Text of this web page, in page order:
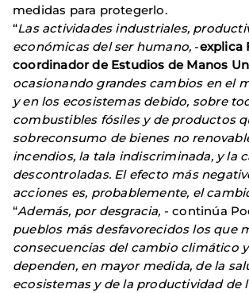
medidas para protegerlo.
“Las actividades industriales,
económicas del ser humano, -explica
coordinador de Estudios de Manos
ocasionando grandes cambios en el
y en los ecosistemas debido, sobre
combustibles fósiles y de productos
sobreconsumo de bienes no
incendios, la tala indiscriminada, y la
descontroladas. El efecto más
acciones es, probablemente, el
“Además, por desgracia, - continúa
pueblos más desfavorecidos los que
consecuencias del cambio climáticoy
dependen, en mayor medida, de la
ecosistemas y de la productividad de